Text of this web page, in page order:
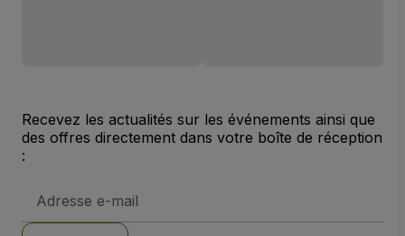
Recevez les actualités sur les événements ainsi que
des offres directement dans votre boîte de réception
:
e-